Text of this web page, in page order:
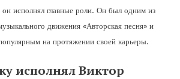
он исполнял главные роли. Он был одним из
движения «Авторская песня» и
на протяжении своей карьеры.
исполнял Виктор